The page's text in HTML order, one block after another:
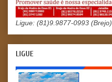
Ligue: (81)9.9877-0993 (Brejo)
LIGUE